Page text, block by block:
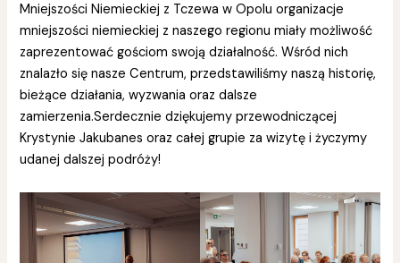
Mniejszości Niemieckiej z Tczewa w Opolu organizacje
mniejszości niemieckiej z naszego regionu miały możliwość
zaprezentować gościom swoją działalność. Wśród nich
znalazło się nasze Centrum, przedstawiliśmy naszą historię,
bieżące działania, wyzwania oraz dalsze
zamierzenia.Serdecznie dziękujemy przewodniczącej
Krystynie Jakubanes oraz całej grupie za wizytę i życzymy
udanej dalszej podróży!